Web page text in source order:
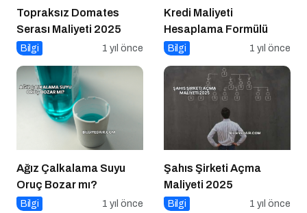
Topraksız Domates
Serası Maliyeti 2025
Bilgi 1 yıl önce
Kredi Maliyeti
Hesaplama Formülü
Bilgi 1 yıl önce
Ağız Çalkalama Suyu
Oruç Bozar mı?
Bilgi 1 yıl önce
Şahıs Şirketi Açma
Maliyeti 2025
Bilgi 1 yıl önce